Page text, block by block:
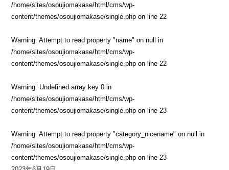
/home/sites/osoujiomakase/html/cms/wp-
content/themes/osoujiomakase/single.php on line 22
Warning: Attempt to read property "name" on null in
/home/sites/osoujiomakase/html/cms/wp-
content/themes/osoujiomakase/single.php on line 22
Warning: Undefined array key 0 in
/home/sites/osoujiomakase/html/cms/wp-
content/themes/osoujiomakase/single.php on line 23
Warning: Attempt to read property "category_nicename" on null in
/home/sites/osoujiomakase/html/cms/wp-
content/themes/osoujiomakase/single.php on line 23